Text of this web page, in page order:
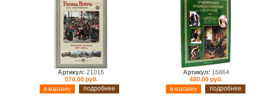
Артикул: 21016
570.00 руб.
подробнее
Артикул: 16864
480.00 руб.
подробнее